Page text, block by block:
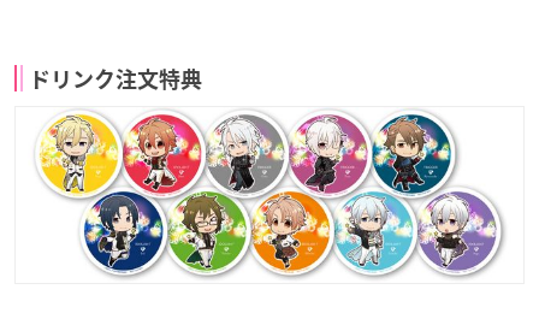
ドリンク注文特典